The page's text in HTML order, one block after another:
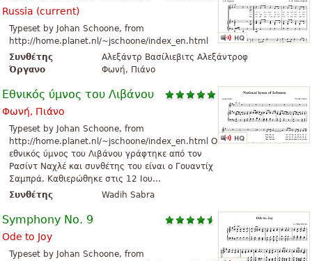
Russia (current)
Typeset by Johan Schoone, from
http://home.planet.nl/~jschoone/index_en.html
Συνθέτης
Αλεξάντρ Βασίλιεβιτς Αλεξάντροφ
Όργανο
Φωνή, Πιάνο
Εθνικός ύμνος του Λιβάνου
Φωνή, Πιάνο
Typeset by Johan Schoone, from
http://home.planet.nl/~jschoone/index_en.html Ο
εθνικός ύμνος του Λιβάνου γράφτηκε από τον
Ρασίντ Ναχλέ και συνθέτης του είναι ο Γουαντίχ
Σαμπρά. Καθιερώθηκε στις 12 Ιου...
Συνθέτης
Wadih Sabra
Symphony No. 9
Ode to Joy
Typeset by Johan Schoone, from